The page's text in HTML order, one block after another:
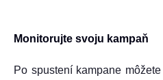
Monitorujte svoju kampaň
Po spustení kampane